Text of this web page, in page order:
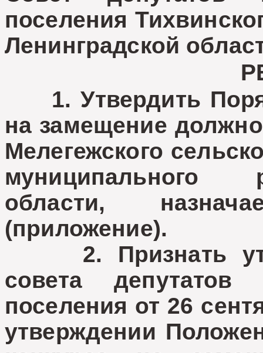
поселения
Ленинградской
1. Утвердить
на замещение
Мелегежского
муниципального
области,
(приложение).
2. Признать
совета депутатов
поселения от 26
утверждении